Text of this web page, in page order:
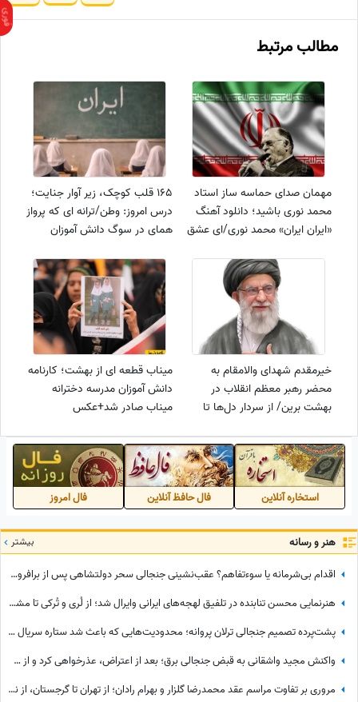
مطالب مرتبط
مهمان صدای حماسه ساز استاد
محمد نوری باشید؛ دانلود آهنگ
«ایران ایران» محمد نوری/ای عشق
تو بمان در دل و جان
165 قلب کوچک، زیر آوار جنایت؛
درس امروز: وطن/ترانه ای که پرواز
همای در سوگ دانش آموزان
خیرمقدم شهدای والامقام به
محضر رهبر معظم انقلاب در
بهشت برین/ از سردار دل‌ها تا
استقبال ایشان آمدند
میناب قطعه ای از بهشت؛ کارنامه
دانش آموزان مدرسه دخترانه
میناب صادر شد+عکس
استخاره آنلاین فال حافظ آنلاین فال امروز
هنر و رسانه بیشتر
اقدام بی‌شرمانه یا سوءتفاهم؟ عقب‌نشینی جنجالی سحر دولتشاهی پس از برافروخته شدن غضب عمومی در پی استوری «اذان»!
هنرنمایی محسن تنابنده در تلفیق لهجه‌های ایرانی وایرال شد؛ از لُری و تُرکی تا مشهدی، مازندرانی و فارسی دری + ویدئو
پشت‌پرده تصمیم جنجالی ترلان پروانه؛ محدودیت‌هایی که باعث شد ستاره سریال «بامداد خمار» دور رفیق‌بازی را خط بکشد!
واکنش مجید واشقانی به قبض جنجالی برق؛ بعد از اعتراض، عذرخواهی کرد و از شرکت برق تشکر کرد
مروری بر تفاوت مراسم عقد محمدرضا گلزار و بهرام رادان؛ از تهران تا گرجستان، از نگاه عاشقانه رادان به مینا تا نگاه رو به آسمان گلزار هنگام خطبه عقد + عکس